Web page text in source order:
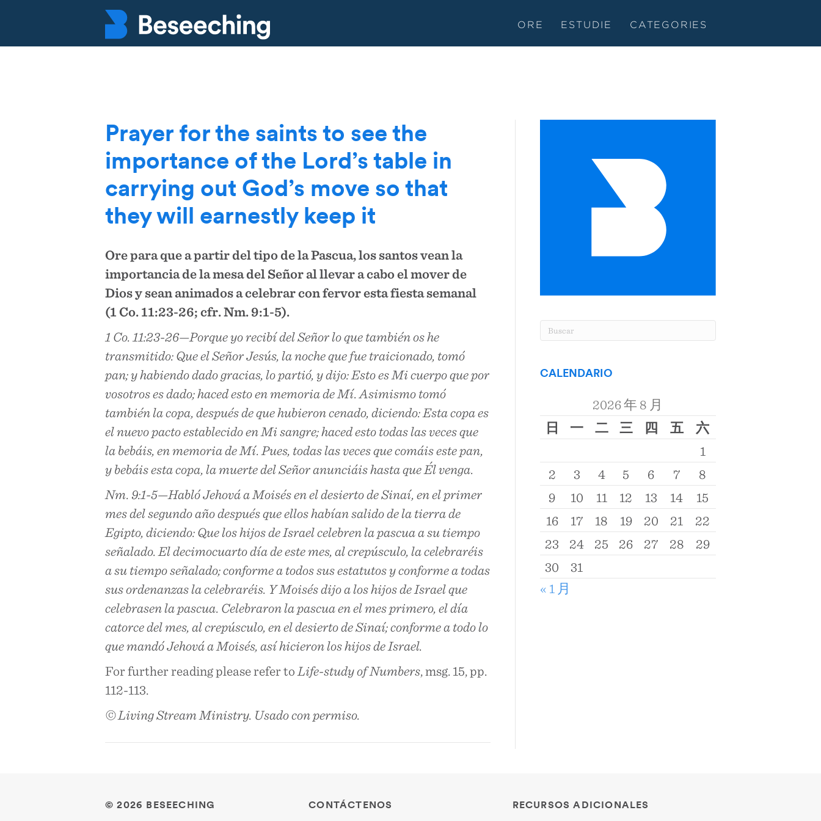
ORE ESTUDIE CATEGORIES
Prayer for the saints to see the
importance of the Lord’s table in
carrying out God’s move so that
they will earnestly keep it
Ore para que a partir del tipo de la Pascua, los santos vean la
importancia de la mesa del Señor al llevar a cabo el mover de
Dios y sean animados a celebrar con fervor esta fiesta semanal
(1 Co. 11:23-26; cfr. Nm. 9:1-5).
1 Co. 11:23-26—Porque yo recibí del Señor lo que también os he
transmitido: Que el Señor Jesús, la noche que fue traicionado, tomó
pan; y habiendo dado gracias, lo partió, y dijo: Esto es Mi cuerpo que por
vosotros es dado; haced esto en memoria de Mí. Asimismo tomó
también la copa, después de que hubieron cenado, diciendo: Esta copa es
el nuevo pacto establecido en Mi sangre; haced esto todas las veces que
la bebáis, en memoria de Mí. Pues, todas las veces que comáis este pan,
y bebáis esta copa, la muerte del Señor anunciáis hasta que Él venga.
Nm. 9:1-5—Habló Jehová a Moisés en el desierto de Sinaí, en el primer
mes del segundo año después que ellos habían salido de la tierra de
Egipto, diciendo: Que los hijos de Israel celebren la pascua a su tiempo
señalado. El decimocuarto día de este mes, al crepúsculo, la celebraréis
a su tiempo señalado; conforme a todos sus estatutos y conforme a todas
sus ordenanzas la celebraréis. Y Moisés dijo a los hijos de Israel que
celebrasen la pascua. Celebraron la pascua en el mes primero, el día
catorce del mes, al crepúsculo, en el desierto de Sinaí; conforme a todo lo
que mandó Jehová a Moisés, así hicieron los hijos de Israel.
For further reading please refer to Life-study of Numbers, msg. 15, pp.
112-113.
© Living Stream Ministry. Usado con permiso.
CALENDARIO
2026 年 8 月
日
一 二 三 四 五
六
1
2
3 4 5 6 7
8
9
10 11 12 13 14
15
16
17 18 19 20 21
22
23
24 25 26 27 28
29
30
31
« 1 月
© 2026 BESEECHING CONTÁCTENOS RECURSOS ADICIONALES